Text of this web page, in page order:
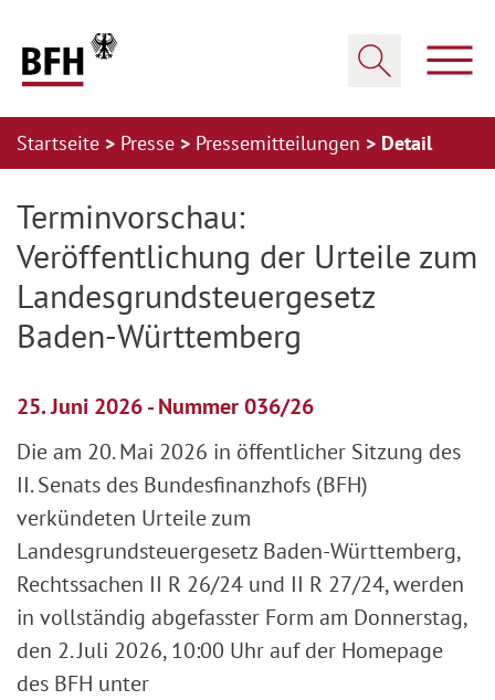
Startseite Presse Pressemitteilungen Detail
Terminvorschau:
Veröffentlichung der Urteile zum
Landesgrundsteuergesetz
Baden-Württemberg
25. Juni 2026 - Nummer 036/26
Die am 20. Mai 2026 in öffentlicher Sitzung des
II. Senats des Bundesfinanzhofs (BFH)
verkündeten Urteile zum
Landesgrundsteuergesetz Baden-Württemberg,
Rechtssachen II R 26/24 und II R 27/24, werden
in vollständig abgefasster Form am Donnerstag,
den 2. Juli 2026, 10:00 Uhr auf der Homepage
des BFH unter